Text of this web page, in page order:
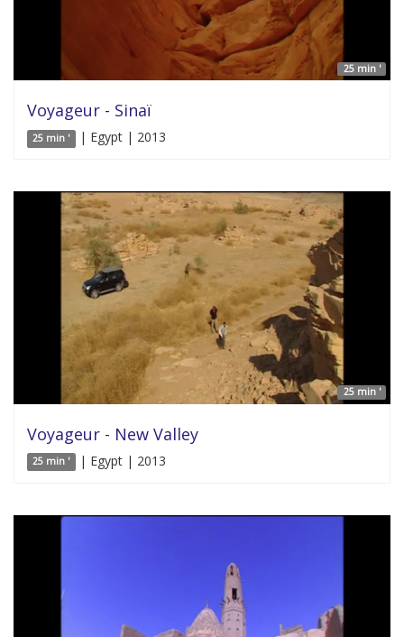
25 min '
Voyageur - Sinaï
25 min ' | Egypt | 2013
25 min '
Voyageur - New Valley
25 min ' | Egypt | 2013